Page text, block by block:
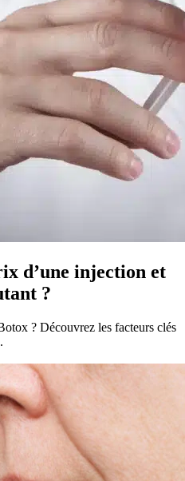
d’une injection et
?
? Découvrez les facteurs clés